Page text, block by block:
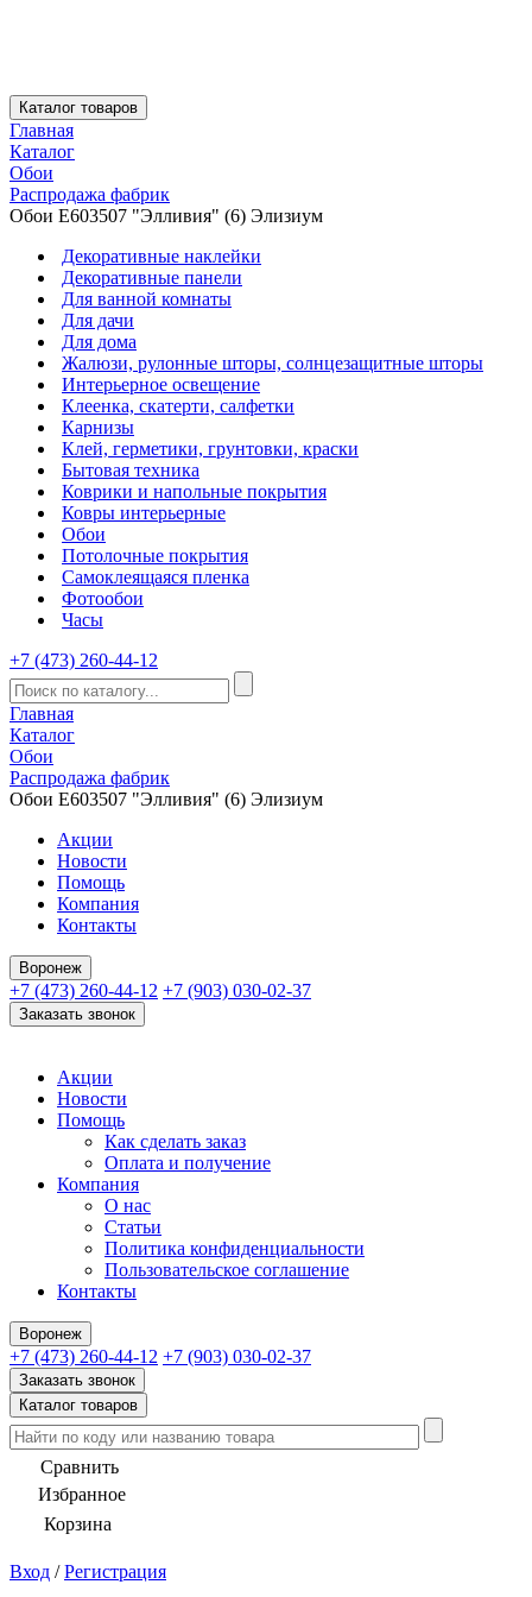
Каталог товаров
Главная
Каталог
Обои
Распродажа фабрик
Обои E603507 "Элливия" (6) Элизиум
Декоративные наклейки
Декоративные панели
Для ванной комнаты
Для дачи
Для дома
Жалюзи, рулонные шторы, солнцезащитные шторы
Интерьерное освещение
Клеенка, скатерти, салфетки
Карнизы
Клей, герметики, грунтовки, краски
Бытовая техника
Коврики и напольные покрытия
Ковры интерьерные
Обои
Потолочные покрытия
Самоклеящаяся пленка
Фотообои
Часы
+7 (473) 260-44-12
Главная
Каталог
Обои
Распродажа фабрик
Обои E603507 "Элливия" (6) Элизиум
Акции
Новости
Помощь
Компания
Контакты
Воронеж
+7 (473) 260-44-12 +7 (903) 030-02-37
Заказать звонок
Акции
Новости
Помощь
Как сделать заказ
Оплата и получение
Компания
О нас
Статьи
Политика конфиденциальности
Пользовательское соглашение
Контакты
Воронеж
+7 (473) 260-44-12 +7 (903) 030-02-37
Заказать звонок
Каталог товаров
Сравнить
Избранное
Корзина
Вход / Регистрация